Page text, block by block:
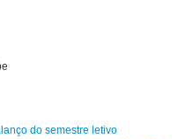
do semestre letivo